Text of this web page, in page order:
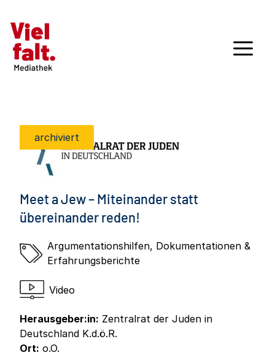
archiviert
Meet a Jew – Miteinander statt
übereinander reden!
Argumentationshilfen, Dokumentationen &
Erfahrungsberichte
Video
Herausgeber:in: Zentralrat der Juden in
Deutschland K.d.ö.R.
Ort: o.O.